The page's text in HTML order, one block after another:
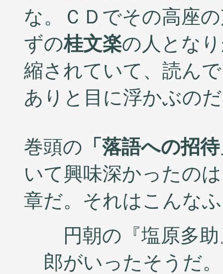
な。ＣＤでその高座
ずの桂文楽の人とな
縮されていて、読ん
ありと目に浮かぶの
巻頭の 「落語への招
いて興味深かったのは
章だ。それはこんな
円朝の『塩原多助
郎がいったそうだ。